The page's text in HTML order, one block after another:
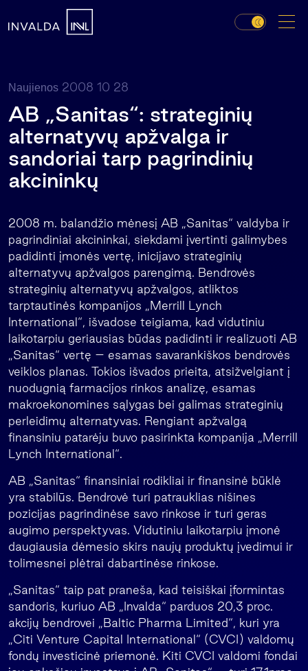
Naujienos 2008 10 28
AB „Sanitas“: strateginių
alternatyvų apžvalga ir
sandoriai tarp pagrindinių
akcininkų
2008 m. balandžio mėnesį AB „Sanitas“ valdyba ir
pagrindiniai akcininkai, siekdami įvertinti galimybes
padidinti įmonės vertę, inicijavo strateginių
alternatyvų apžvalgos parengimą. Bendrovės
strateginių alternatyvų apžvalgos, atliktos
tarptautinės kompanijos „Merrill Lynch
International“, išvadose teigiama, kad vidutiniu
laikotarpiu geriausias būdas padidinti ir realizuoti AB
„Sanitas“ vertę – esamas savarankiškos bendrovės
veiklos planas. Tokios išvados prieita, atsižvelgiant į
nuodugnią farmacijos rinkos analizę, esamas
makroekonomines sąlygas bei galimas strateginių
perleidimų alternatyvas. Rengiant apžvalgą
finansiniu patarėju buvo pasirinkta kompanija „Merrill
Lynch International“.
AB „Sanitas“ finansiniai rodikliai ir finansinė būklė
yra stabilūs. Bendrovė turi patrauklias nišines
pozicijas pagrindinėse savo rinkose ir turi geras
augimo perspektyvas. Vidutiniu laikotarpiu įmonė
daugiausia dėmesio skirs naujų produktų įvedimui ir
tolimesnei plėtrai dabartinėse rinkose.
„Sanitas“ taip pat praneša, kad teisiškai įformintas
sandoris, kuriuo AB „Invalda“ parduos 20,3 proc.
akcijų bendrovei „Baltic Pharma Limited“, kuri yra
„Citi Venture Capital International“ (CVCI) valdomų
fondų investicinė priemonė. Kiti CVCI valdomi fondai